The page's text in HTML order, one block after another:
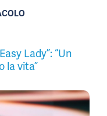
Lady”: “Un
la vita”